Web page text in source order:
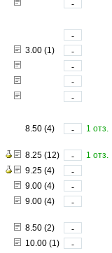
-
-
3.00 (1)
-
-
-
-
8.50 (4) -
1 отз.
8.25 (12) -
1 отз.
9.25 (4)
-
9.00 (4)
-
9.00 (4)
-
8.50 (2)
-
10.00 (1) -